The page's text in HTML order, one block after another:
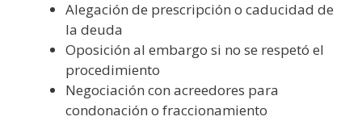
Alegación de prescripción o caducidad de
la deuda
Oposición al embargo si no se respetó el
procedimiento
Negociación con acreedores para
condonación o fraccionamiento